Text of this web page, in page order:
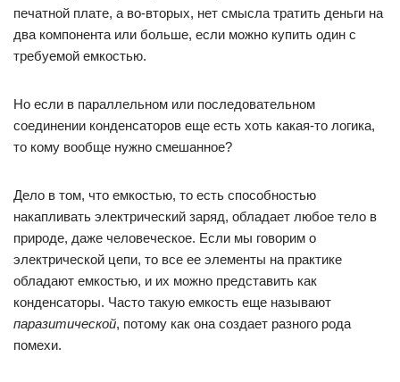
печатной плате, а во-вторых, нет смысла тратить деньги на
два компонента или больше, если можно купить один с
требуемой емкостью.
Но если в параллельном или последовательном
соединении конденсаторов еще есть хоть какая-то логика,
то кому вообще нужно смешанное?
Дело в том, что емкостью, то есть способностью
накапливать электрический заряд, обладает любое тело в
природе, даже человеческое. Если мы говорим о
электрической цепи, то все ее элементы на практике
обладают емкостью, и их можно представить как
конденсаторы. Часто такую емкость еще называют
паразитической, потому как она создает разного рода
помехи.